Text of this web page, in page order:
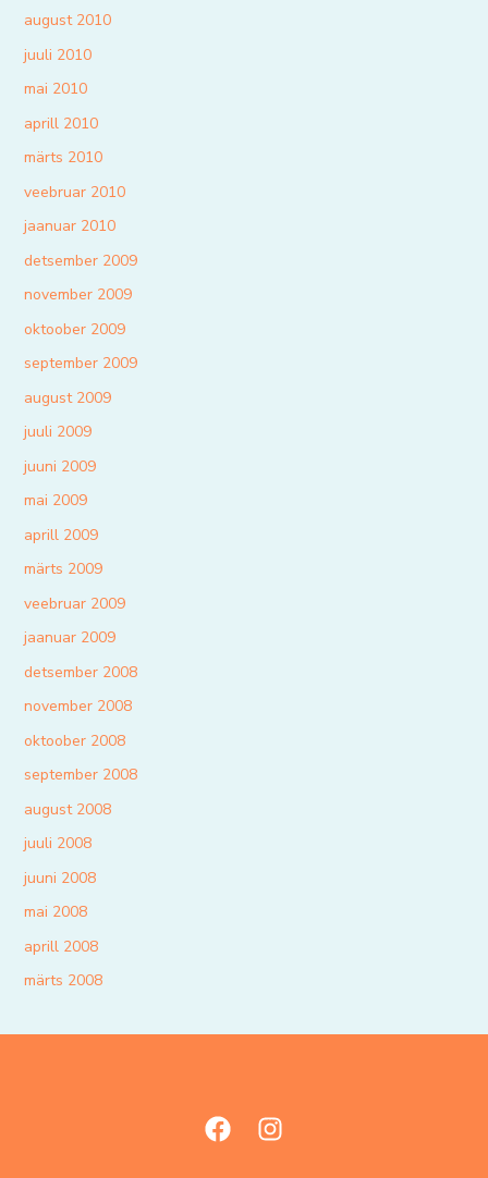
august 2010
juuli 2010
mai 2010
aprill 2010
märts 2010
veebruar 2010
jaanuar 2010
detsember 2009
november 2009
oktoober 2009
september 2009
august 2009
juuli 2009
juuni 2009
mai 2009
aprill 2009
märts 2009
veebruar 2009
jaanuar 2009
detsember 2008
november 2008
oktoober 2008
september 2008
august 2008
juuli 2008
juuni 2008
mai 2008
aprill 2008
märts 2008